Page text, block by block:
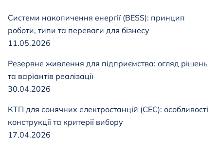
Системи накопичення енергії (BESS): принцип
роботи, типи та переваги для бізнесу
11.05.2026
Резервне живлення для підприємства: огляд рішень
та варіантів реалізації
30.04.2026
КТП для сонячних електростанцій (СЕС): особливості
конструкції та критерії вибору
17.04.2026